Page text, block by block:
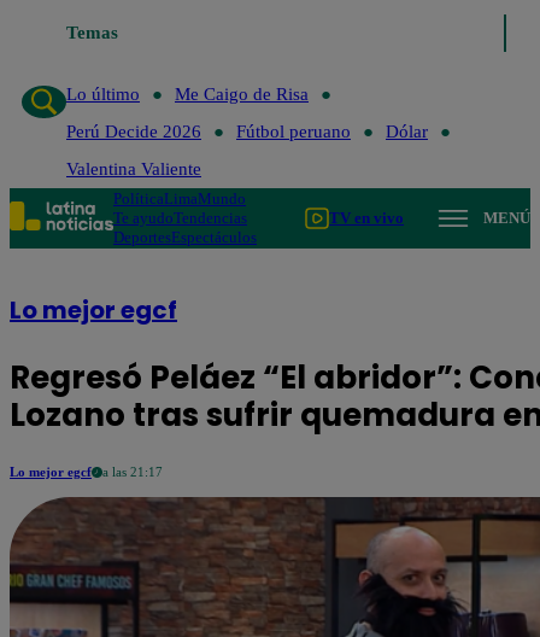
Temas
Lo último
Me Caigo de Risa
Perú Decide 2026
Fútbol peruano
Dólar
Valentina Valiente
PolíticaLimaMundo
Te ayudoTendencias
DeportesEspectáculos
TV en vivo MENÚ
Lo mejor egcf
Regresó Peláez “El abridor”:
Lozano tras sufrir quemadura
Lo mejor egcf a las 21:17